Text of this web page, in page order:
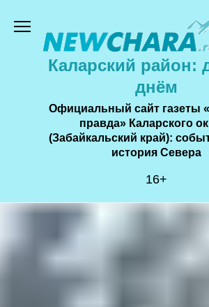
содержанию
Каларский район:
днём
Официальный сайт газеты
правда» Каларского
(Забайкальский край):
история Cевера
16+